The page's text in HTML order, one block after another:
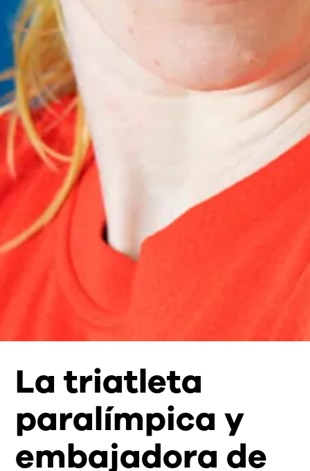
La triatleta
paralímpica y
embajadora de